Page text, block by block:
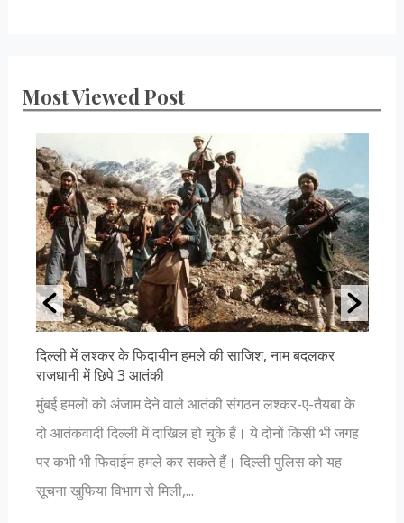
Most Viewed Post
दिल्ली में लश्कर के फिदायीन हमले की साजिश, नाम बदलकर
राजधानी में छिपे 3 आतंकी
मुंबई हमलों को अंजाम देने वाले आतंकी संगठन लश्कर-ए-तैयबा के
दो आतंकवादी दिल्ली में दाखिल हो चुके हैं। ये दोनों किसी भी जगह
पर कभी भी फिदाईन हमले कर सकते हैं। दिल्ली पुलिस को यह
सूचना खुफिया विभाग से मिली,...